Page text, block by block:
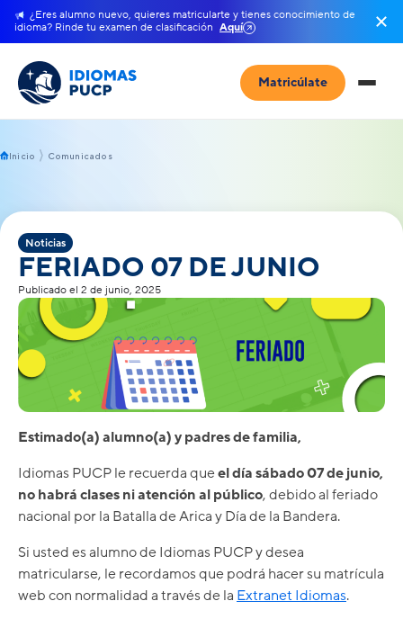
¿Eres alumno nuevo, quieres matricularte y tienes conocimiento de
idioma? Rinde tu examen de clasificación Aquí
Matricúlate
Inicio Comunicados
Noticias
FERIADO 07 DE JUNIO
Publicado el 2 de junio, 2025
Estimado(a) alumno(a) y padres de familia,
Idiomas PUCP le recuerda queel día sábado 07 de junio,
no habrá clases ni atención al público, debido al feriado
nacional por la Batalla de Arica y Día de la Bandera.
Si usted es alumno de Idiomas PUCP y desea
matricularse, le recordamos que podrá hacer su matrícula
web con normalidad a través de la Extranet Idiomas.